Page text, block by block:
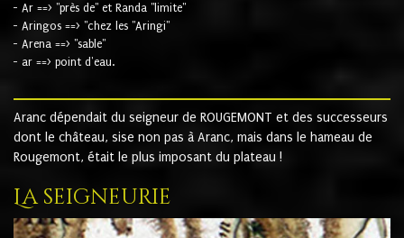
- Ar ==> "près de" et Randa "limite"
- Aringos ==> "chez les "Aringi"
- Arena ==> "sable"
- ar ==> point d'eau.
Aranc dépendait du seigneur de ROUGEMONT et des successeurs
dont le château, sise non pas à Aranc, mais dans le hameau de
Rougemont, était le plus imposant du plateau !
La seigneurie